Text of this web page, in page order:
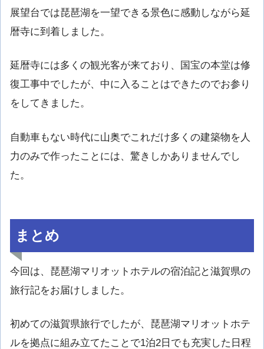
展望台では琵琶湖を一望できる景色に感動しながら延
暦寺に到着しました。
延暦寺には多くの観光客が来ており、国宝の本堂は修
復工事中でしたが、中に入ることはできたのでお参り
をしてきました。
自動車もない時代に山奥でこれだけ多くの建築物を人
力のみで作ったことには、驚きしかありませんでし
た。
まとめ
今回は、琵琶湖マリオットホテルの宿泊記と滋賀県の
旅行記をお届けしました。
初めての滋賀県旅行でしたが、琵琶湖マリオットホテ
ルを拠点に組み立てたことで1泊2日でも充実した日程